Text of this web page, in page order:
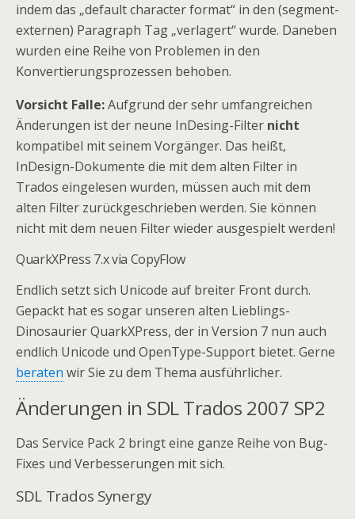
indem das „default character format“ in den (segment-
externen) Paragraph Tag „verlagert“ wurde. Daneben
wurden eine Reihe von Problemen in den
Konvertierungsprozessen behoben.
Vorsicht Falle:Aufgrund der sehr umfangreichen
Änderungen ist der neune InDesing-Filter nicht
kompatibel mit seinem Vorgänger. Das heißt,
InDesign-Dokumente die mit dem alten Filter in
Trados eingelesen wurden, müssen auch mit dem
alten Filter zurückgeschrieben werden. Sie können
nicht mit dem neuen Filter wieder ausgespielt werden!
QuarkXPress 7.x via CopyFlow
Endlich setzt sich Unicode auf breiter Front durch.
Gepackt hat es sogar unseren alten Lieblings-
Dinosaurier QuarkXPress, der in Version 7 nun auch
endlich Unicode und OpenType-Support bietet. Gerne
beraten wir Sie zu dem Thema ausführlicher.
Änderungen in SDL Trados 2007 SP2
Das Service Pack 2 bringt eine ganze Reihe von Bug-
Fixes und Verbesserungen mit sich.
SDL Trados Synergy